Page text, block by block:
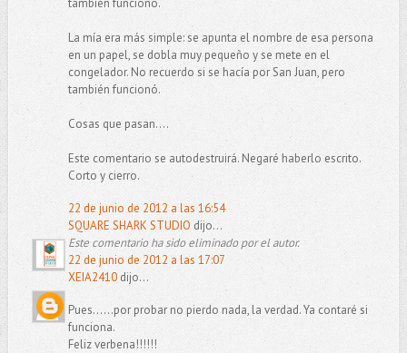
La mía era más simple: se apunta el nombre de esa persona
en un papel, se dobla muy pequeño y se mete en el
congelador. No recuerdo si se hacía por San Juan, pero
también funcionó.
Cosas que pasan....
Este comentario se autodestruirá. Negaré haberlo escrito.
Corto y cierro.
22 de junio de 2012 a las 16:54
SQUARE SHARK STUDIO dijo...
Este comentario ha sido eliminado por el autor.
22 de junio de 2012 a las 17:07
XEIA2410dijo...
Pues......por probar no pierdo nada, la verdad. Ya contaré si
funciona.
Feliz verbena!!!!!!